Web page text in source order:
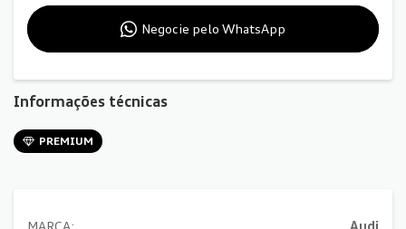
Negocie pelo WhatsApp
Informações técnicas
PREMIUM
MARCA: Audi